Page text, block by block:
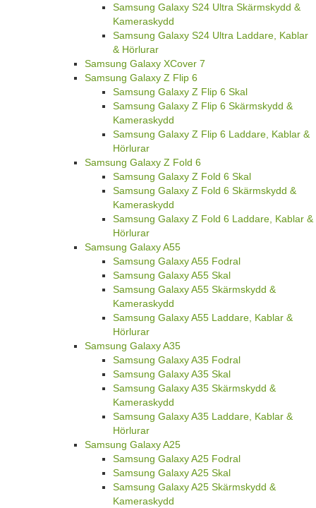
Samsung Galaxy S24 Ultra Skärmskydd &
Kameraskydd
Samsung Galaxy S24 Ultra Laddare, Kablar
& Hörlurar
Samsung Galaxy XCover 7
Samsung Galaxy Z Flip 6
Samsung Galaxy Z Flip 6 Skal
Samsung Galaxy Z Flip 6 Skärmskydd &
Kameraskydd
Samsung Galaxy Z Flip 6 Laddare, Kablar &
Hörlurar
Samsung Galaxy Z Fold 6
Samsung Galaxy Z Fold 6 Skal
Samsung Galaxy Z Fold 6 Skärmskydd &
Kameraskydd
Samsung Galaxy Z Fold 6 Laddare, Kablar &
Hörlurar
Samsung Galaxy A55
Samsung Galaxy A55 Fodral
Samsung Galaxy A55 Skal
Samsung Galaxy A55 Skärmskydd &
Kameraskydd
Samsung Galaxy A55 Laddare, Kablar &
Hörlurar
Samsung Galaxy A35
Samsung Galaxy A35 Fodral
Samsung Galaxy A35 Skal
Samsung Galaxy A35 Skärmskydd &
Kameraskydd
Samsung Galaxy A35 Laddare, Kablar &
Hörlurar
Samsung Galaxy A25
Samsung Galaxy A25 Fodral
Samsung Galaxy A25 Skal
Samsung Galaxy A25 Skärmskydd &
Kameraskydd